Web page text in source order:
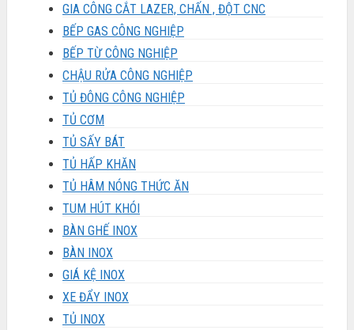
GIA CÔNG CẮT LAZER, CHẤN , ĐỘT CNC
BẾP GAS CÔNG NGHIỆP
BẾP TỪ CÔNG NGHIỆP
CHẬU RỬA CÔNG NGHIỆP
TỦ ĐÔNG CÔNG NGHIỆP
TỦ CƠM
TỦ SẤY BÁT
TỦ HẤP KHĂN
TỦ HÂM NÓNG THỨC ĂN
TUM HÚT KHÓI
BÀN GHẾ INOX
BÀN INOX
GIÁ KỆ INOX
XE ĐẨY INOX
TỦ INOX